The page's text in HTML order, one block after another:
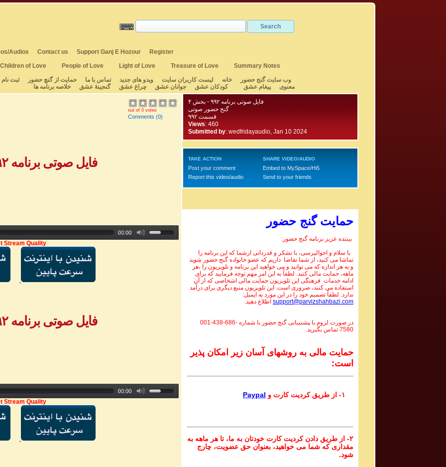
Audios Contact us Support Ganj E Hozour
Register
Children of Love People of Love Light of Love Treasure of Love
Summary Notes
وب سایت گنج حضور
خانه لیست کاربران سایت ویدو های جدید تماس با ما حمایت از گنچ حضور ثبت نام
معنوی
پیغام عشق کودکان عشق جوانان عشق چراغ عشق گنجینهٔ عشق خلاصه برنامه ها
out of 0 votes
Comments (0)
فایل صوتی برنامه ۹۹۲ - بخش ۱
Stream Quality
فایل صوتی برنامه ۹۹۲ - بخش ۲
Stream Quality
فایل صوتی برنامه ۹۹۲ - بخش ۴
گنج حضور صوتی
قسمت ۹۹۲
Views: 460
Submitted by: wedfridayaudio, Jan 10 2024
TAKE ACTION
Post your comment
Report this video/audio
SHARE VIDEO/AUDIO
Embed to MySpace/Hi5
Send to your friends
حمایت گنج حضور
بیننده عزیز برنامه گنج حضور:
با سلام و احوالپرسی، با تشکر و قدردانی ازشما که این برنامه را
تماشا می کنید، از شما تقاضا داریم که عضو خانواده گنج حضور شوید
و به هر اندازه که می توانید و می خواهید این برنامه و تلویزیون را ،هر
ماهه، حمایت مالی کنید. لطفاً به این امر مهم توجه فرمایید که برای
ادامه خدمات فرهنگی این تلویزیون حمایت مالی اشخاصی که از آن
استفاده می کنند، ضروری است. این تلویزیون منبع دیگری برای درآمد
ندارد. لطفاً تصمیم خود را در این مورد به ایمیل:
support@parvizshahbazi.com اطلاع دهید.
در صورت لزوم با ‍پشتیبانی گنج حضور با شماره 001-438-686-
7580 تماس بگیرید.
حمایت مالی به روشهای آسان زیر امکان پذیر
است:
Paypal
۲- از طریق دادن کردیت کارت خودتان به ما، تا هر ماهه به
مقداری که شما می خواهید، بعنوان حق عضویت، چارج
شود.